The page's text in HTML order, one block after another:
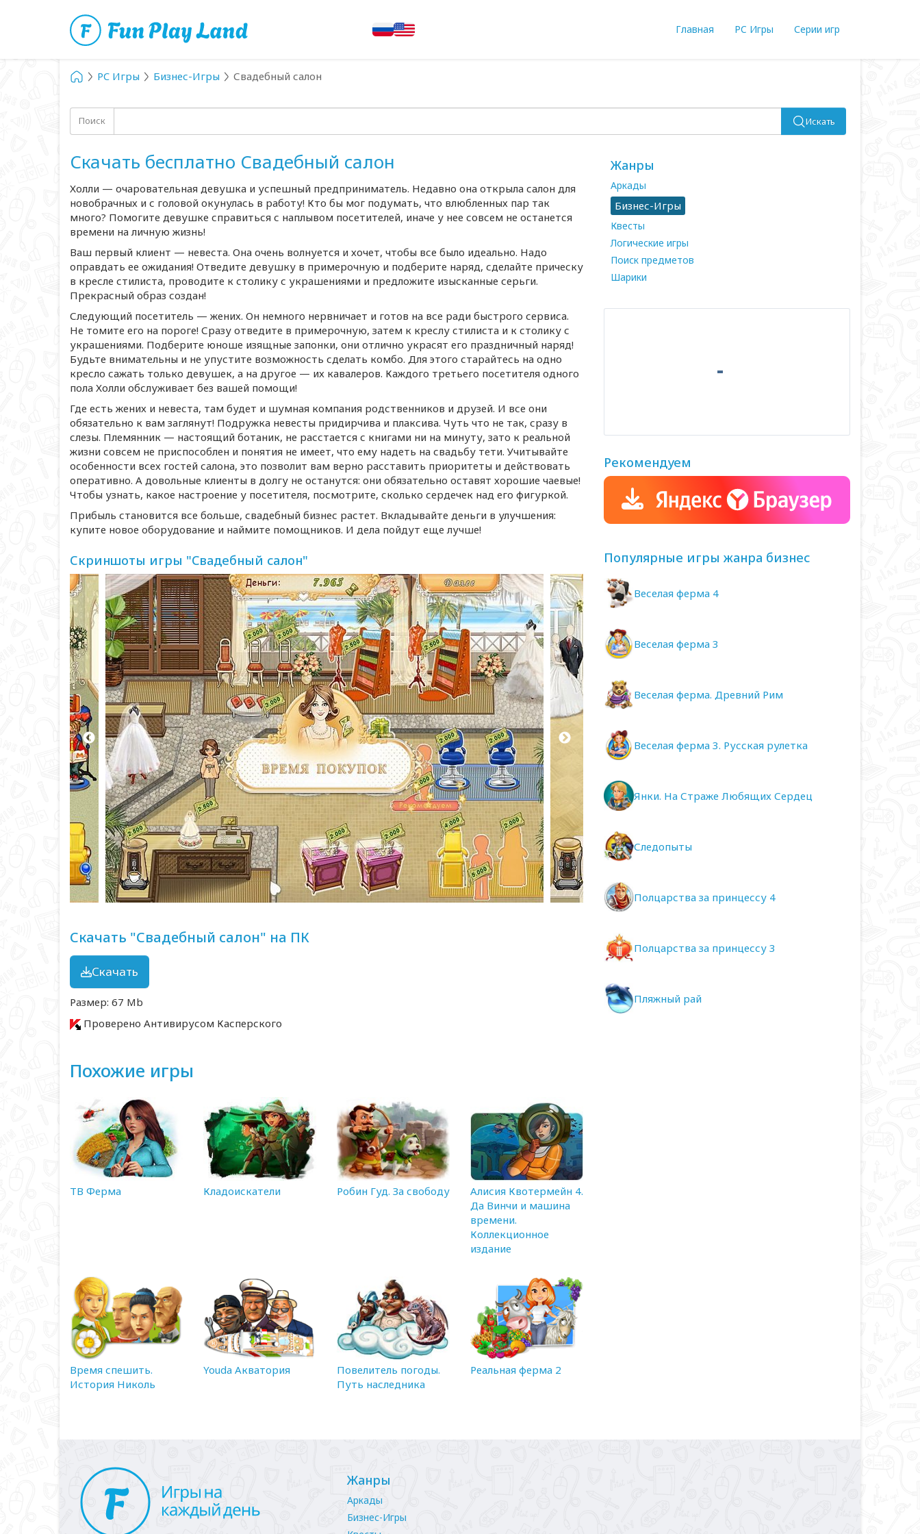
Главная PC Игры Серии игр
PC Игры Бизнес-Игры Свадебный салон
Поиск Искать
Скачать бесплатно Свадебный салон
Холли — очаровательная девушка и успешный предприниматель. Недавно она открыла салон для
новобрачных и с головой окунулась в работу! Кто бы мог подумать, что влюбленных пар так
много? Помогите девушке справиться с наплывом посетителей, иначе у нее совсем не останется
времени на личную жизнь!
Ваш первый клиент — невеста. Она очень волнуется и хочет, чтобы все было идеально. Надо
оправдать ее ожидания! Отведите девушку в примерочную и подберите наряд, сделайте прическу
в кресле стилиста, проводите к столику с украшениями и предложите изысканные серьги.
Прекрасный образ создан!
Следующий посетитель — жених. Он немного нервничает и готов на все ради быстрого сервиса.
Не томите его на пороге! Сразу отведите в примерочную, затем к креслу стилиста и к столику с
украшениями. Подберите юноше изящные запонки, они отлично украсят его праздничный наряд!
Будьте внимательны и не упустите возможность сделать комбо. Для этого старайтесь на одно
кресло сажать только девушек, а на другое — их кавалеров. Каждого третьего посетителя одного
пола Холли обслуживает без вашей помощи!
Где есть жених и невеста, там будет и шумная компания родственников и друзей. И все они
обязательно к вам заглянут! Подружка невесты придирчива и плаксива. Чуть что не так, сразу в
слезы. Племянник — настоящий ботаник, не расстается с книгами ни на минуту, зато к реальной
жизни совсем не приспособлен и понятия не имеет, что ему надеть на свадьбу тети. Учитывайте
особенности всех гостей салона, это позволит вам верно расставить приоритеты и действовать
оперативно. А довольные клиенты в долгу не останутся: они обязательно оставят хорошие чаевые!
Чтобы узнать, какое настроение у посетителя, посмотрите, сколько сердечек над его фигуркой.
Прибыль становится все больше, свадебный бизнес растет. Вкладывайте деньги в улучшения:
купите новое оборудование и наймите помощников. И дела пойдут еще лучше!
Скриншоты игры "Свадебный салон"
Скачать "Свадебный салон" на ПК
Скачать
Размер: 67 Mb
Проверено Антивирусом Касперского
Похожие игры
ТВ Ферма Кладоискатели Робин Гуд. За свободу
Алисия Квотермейн 4.
Да Винчи и машина
времени.
Коллекционное
издание
Время спешить.
История Николь
Youda Акватория
Повелитель погоды.
Путь наследника
Реальная ферма 2
Жанры
Аркады
Бизнес-Игры
Квесты
Логические игры
Поиск предметов
Шарики
Рекомендуем
Популярные игры жанра бизнес
Веселая ферма 4
Веселая ферма 3
Веселая ферма. Древний Рим
Веселая ферма 3. Русская рулетка
Янки. На Страже Любящих Сердец
Следопыты
Полцарства за принцессу 4
Полцарства за принцессу 3
Пляжный рай
Жанры
Аркады
Бизнес-Игры